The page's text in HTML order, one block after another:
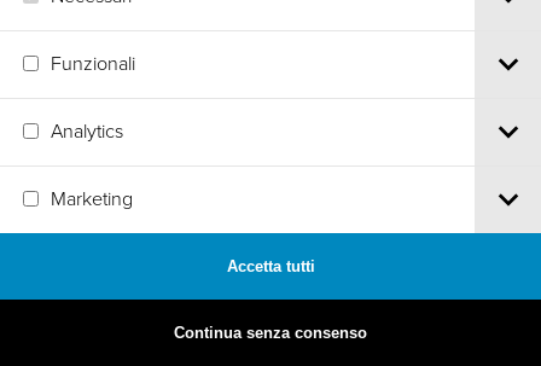
Funzionali
Analytics
Marketing
Accetta tutti
Continua senza consenso